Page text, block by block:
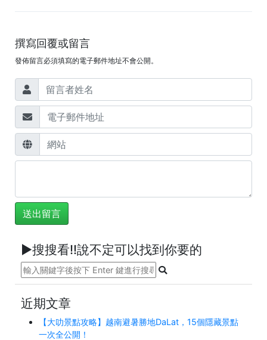
撰寫回覆或留言
發佈留言必須填寫的電子郵件地址不會公開。
►搜搜看!!說不定可以找到你要的
近期文章
【大叻景點攻略】越南避暑勝地DaLat，15個隱藏景點
一次全公開！